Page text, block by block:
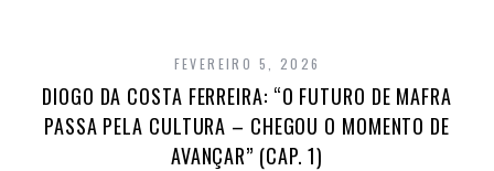
FEVEREIRO 5, 2026
DIOGO DA COSTA FERREIRA: “O FUTURO DE MAFRA
PASSA PELA CULTURA – CHEGOU O MOMENTO DE
AVANÇAR” (CAP. 1)